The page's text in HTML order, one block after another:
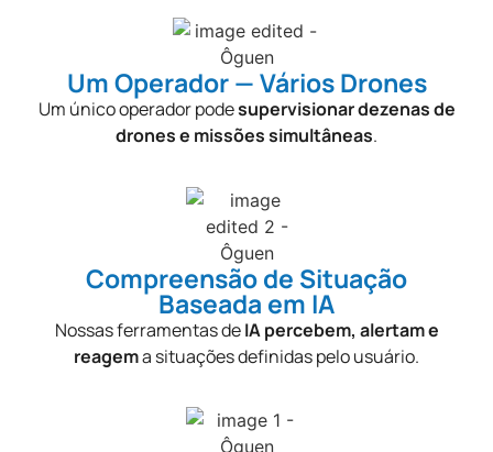
Um Operador — Vários Drones​
Um único operador podesupervisionar dezenas de
drones e missões simultâneas.
Compreensão de Situação
Baseada em IA​
Nossas ferramentas deIA percebem, alertam e
reagema situações definidas pelo usuário.